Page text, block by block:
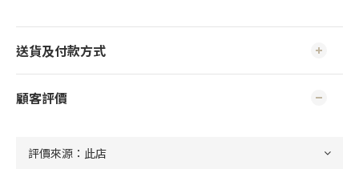
送貨及付款方式
顧客評價